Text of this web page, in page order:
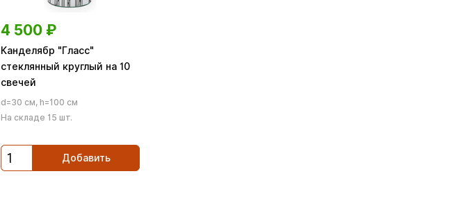
4 500 ₽
Канделябр "Гласс"
стеклянный круглый на 10
свечей
d=30 см, h=100 см
На складе 15 шт.
Добавить